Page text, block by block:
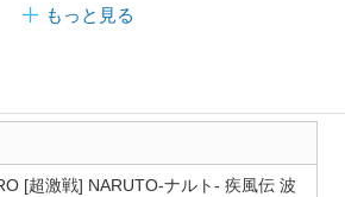
もっと見る
[超激戦] NARUTO-ナルト- 疾風伝 波